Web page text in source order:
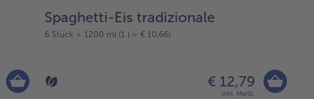
Spaghetti-Eis tradizionale
6 Stück = 1200 ml (1 l = € 10,66)
€ 12,79
inkl. MwSt.